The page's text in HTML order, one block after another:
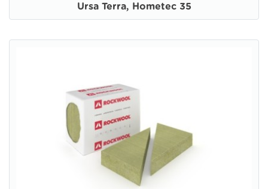
Ursa Terra, Hometec 35